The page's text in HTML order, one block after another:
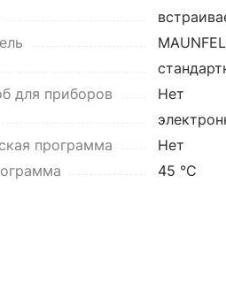
для приборов
Нет
программа
Нет
45 °C